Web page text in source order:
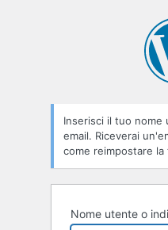
Inserisci il tuo
email. Riceverai
come reimpostare la
Nome utente o